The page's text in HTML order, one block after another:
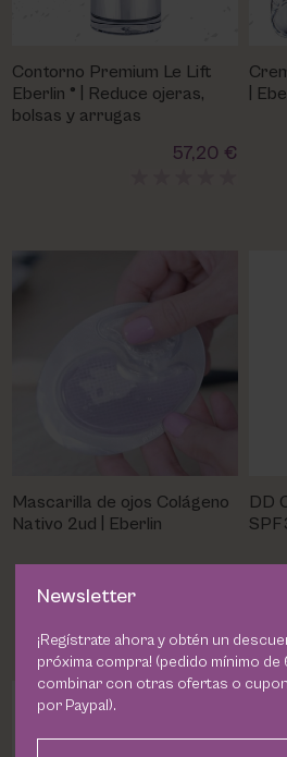
Contorno Premium Le Lift
Eberlin ® | Reduce ojeras,
bolsas y arrugas
57,20 €
|
Mascarilla de ojos Colágeno
Nativo 2ud | Eberlin
DD
Newsletter
¡Regístrate ahora y obtén un
próxima compra! (pedido mínimo
combinar con otras ofertas o
por Paypal).